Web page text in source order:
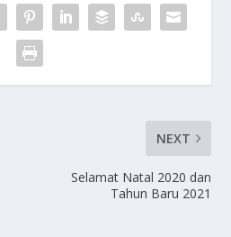
NEXT
Selamat Natal 2020 dan
Tahun Baru 2021